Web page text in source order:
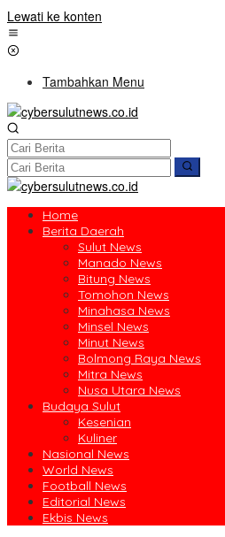
Lewati ke konten
Tambahkan Menu
Home
Berita Daerah
Sulut News
Manado News
Bitung News
Tomohon News
Minahasa News
Minsel News
Minut News
Bolmong Raya News
Mitra News
Nusa Utara News
Budaya Sulut
Kesenian
Kuliner
Nasional News
World News
Football News
Editorial News
Ekbis News